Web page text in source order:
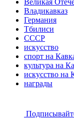
Великая
Владикавказ
Германия
Тбилиси
СССР
искусство
спорт на
культура на
искусство на
награды